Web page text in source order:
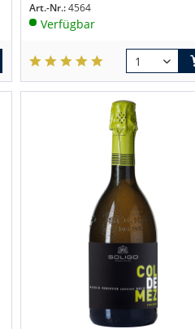
Art.-Nr.:4564
Verfügbar